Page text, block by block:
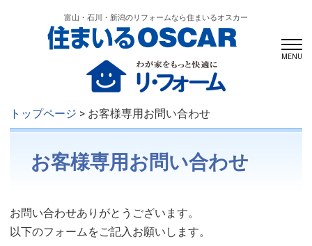
富山・石川・新潟のリフォームなら住まいるオスカー
MENU
トップページ > お客様専用お問い合わせ
お客様専用お問い合わせ
お問い合わせありがとうございます。
以下のフォームをご記入お願いします。